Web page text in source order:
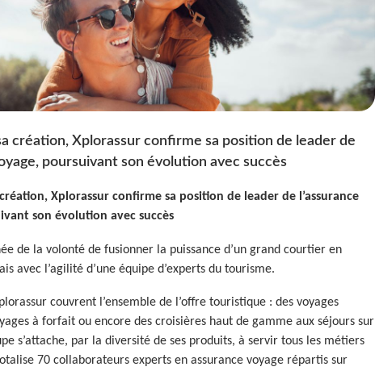
création, Xplorassur confirme sa position de leader de
poursuivant son évolution avec succès
Xplorassur confirme sa position de leader de l’assurance
son évolution avec succès
de la volonté de fusionner la puissance d’un grand courtier en
avec l’agilité d’une équipe d’experts du tourisme.
couvrent l’ensemble de l’offre touristique : des voyages
à forfait ou encore des croisières haut de gamme aux séjours sur
s’attache, par la diversité de ses produits, à servir tous les métiers
70 collaborateurs experts en assurance voyage répartis sur